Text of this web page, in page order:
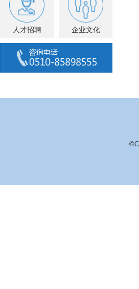
人才招聘 企业文化